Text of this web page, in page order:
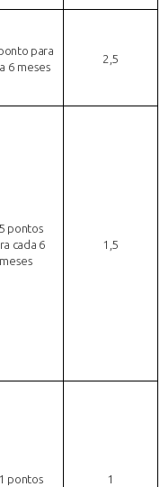
para
6 meses
2,5
pontos
cada 6
meses
1,5
pontos 1